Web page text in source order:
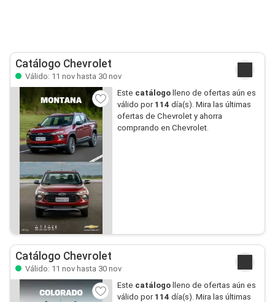
Catálogo Chevrolet
Válido: 11 nov hasta 30 nov
Este catálogolleno de ofertas aún es
válido por 114 día(s). Mira las últimas
ofertas de Chevrolet y ahorra
comprando en Chevrolet.
Catálogo Chevrolet
Válido: 11 nov hasta 30 nov
Este catálogolleno de ofertas aún es
válido por 114 día(s). Mira las últimas